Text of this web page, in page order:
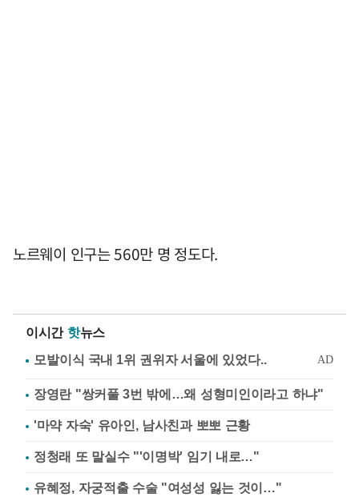
노르웨이 인구는 560만 명 정도다.
이시간 핫뉴스
장영란 "쌍커풀 3번 밖에…왜 성형미인이라고 하냐"
'마약 자숙' 유아인, 남사친과 뽀뽀 근황
정청래 또 말실수 "'이명박' 임기 내로…"
유혜정, 자궁적출 수술 "여성성 잃는 것이…"